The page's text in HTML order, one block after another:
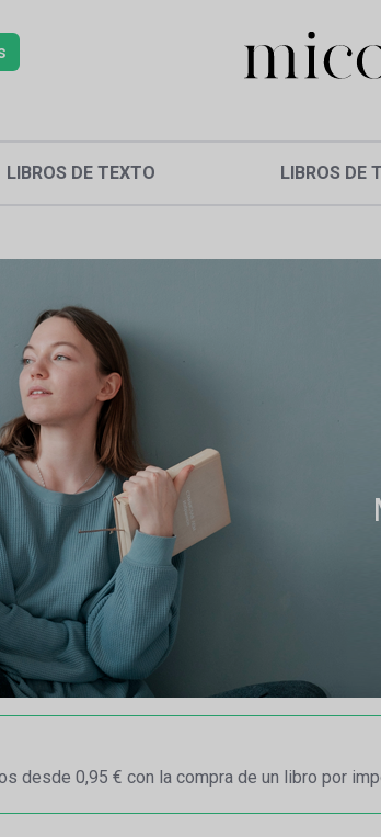
LIBROS DE TEXTO LIBROS DE
desde 0,95 € con la compra de un libro por